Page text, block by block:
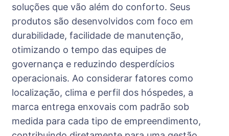
soluções que vão além do conforto. Seus
produtos são desenvolvidos com foco em
durabilidade, facilidade de manutenção,
otimizando o tempo das equipes de
governança e reduzindo desperdícios
operacionais. Ao considerar fatores como
localização, clima e perfil dos hóspedes, a
marca entrega enxovais com padrão sob
medida para cada tipo de empreendimento,